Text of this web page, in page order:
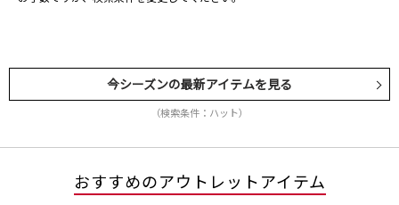
今シーズンの最新アイテムを見る
（検索条件：ハット）
おすすめのアウトレットアイテム